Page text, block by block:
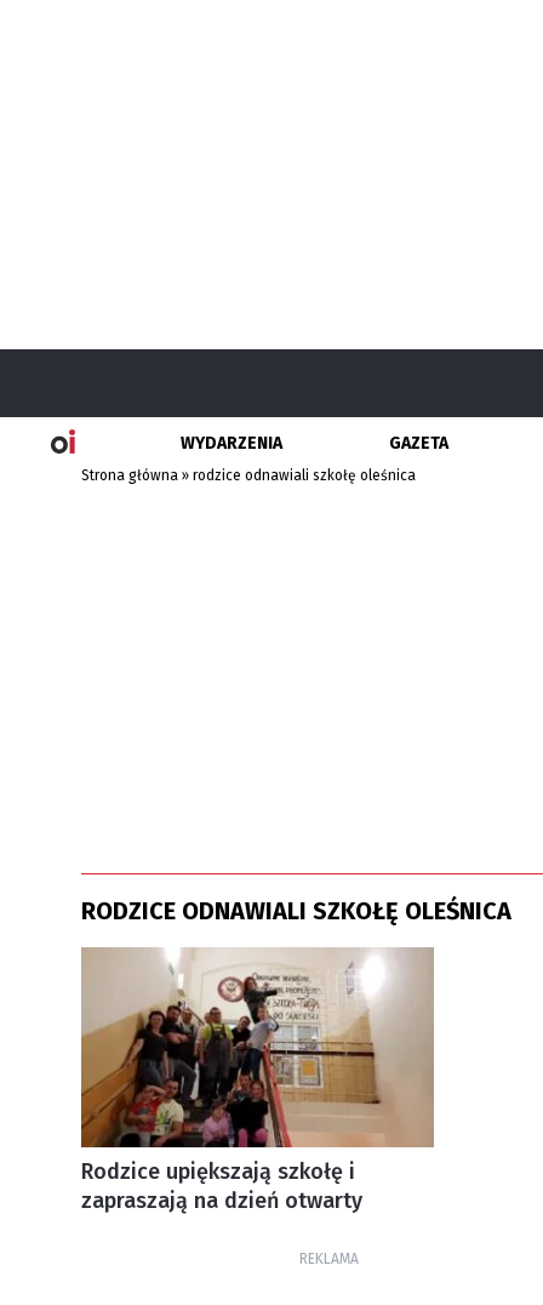
WYDARZENIA GAZETA
Strona główna »rodzice odnawiali szkołę oleśnica
RODZICE ODNAWIALI SZKOŁĘ OLEŚNICA
Rodzice upiększają szkołę i
zapraszają na dzień otwarty
REKLAMA